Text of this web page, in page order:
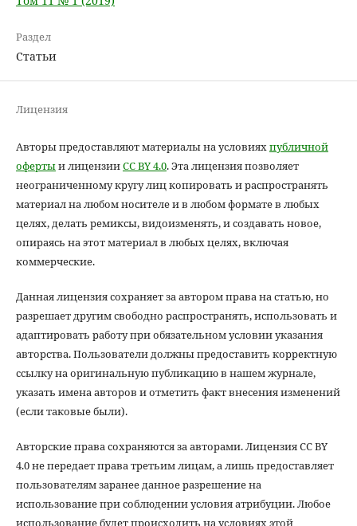
Раздел
Статьи
Лицензия
Авторы предоставляют материалы на условияхпубличной
офертыи лицензииCC BY 4.0. Эта лицензия позволяет
неограниченному кругу лиц копировать и распространять
материал на любом носителе и в любом формате в любых
целях, делать ремиксы, видоизменять, и создавать новое,
опираясь на этот материал в любых целях, включая
коммерческие.
Данная лицензия сохраняет за автором права на статью, но
разрешает другим свободно распространять, использовать и
адаптировать работу при обязательном условии указания
авторства. Пользователи должны предоставить корректную
ссылку на оригинальную публикацию в нашем журнале,
указать имена авторов и отметить факт внесения изменений
(если таковые были).
Авторские права сохраняются за авторами. Лицензия CC BY
4.0 не передает права третьим лицам, а лишь предоставляет
пользователям заранее данное разрешение на
использование при соблюдении условия атрибуции. Любое
использование будет происходить на условиях этой